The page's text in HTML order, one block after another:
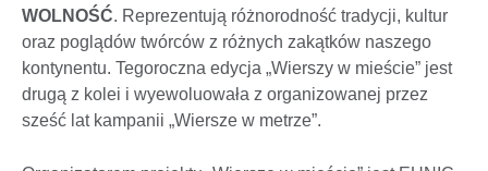
WOLNOŚĆ. Reprezentują różnorodność tradycji, kultur
oraz poglądów twórców z różnych zakątków naszego
kontynentu. Tegoroczna edycja „Wierszy w mieście” jest
drugą z kolei i wyewoluowała z organizowanej przez
sześć lat kampanii „Wiersze w metrze”.